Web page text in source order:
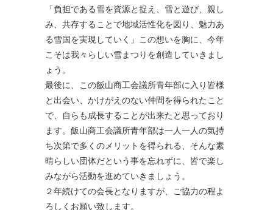
「負担である雪を資源と捉え、雪と遊び、親し
み、共存することで地域活性化を図り、魅力あ
る雪国を実現していく」この想いを胸に、今年
こそは我々らしい雪まつりを創造していきまし
ょう。
最後に、この飯山商工会議所青年部に入り皆様
と出会い、かけがえのない仲間を得られたこと
で、自らも成長することが出来たと思っており
ます。飯山商工会議所青年部は一人一人の気持
ち次第で多くのメリットを得られる、そんな素
晴らしい団体だという事を忘れずに、皆で楽し
みながら活動を進めていきましょう。
２年続けての会長となりますが、ご協力の程よ
ろしくお願い致します。